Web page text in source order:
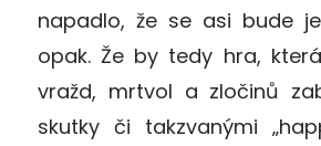
napadlo, že se asi bude
opak. Že by tedy hra,
vražd, mrtvol a zločinů
skutky či takzvanými